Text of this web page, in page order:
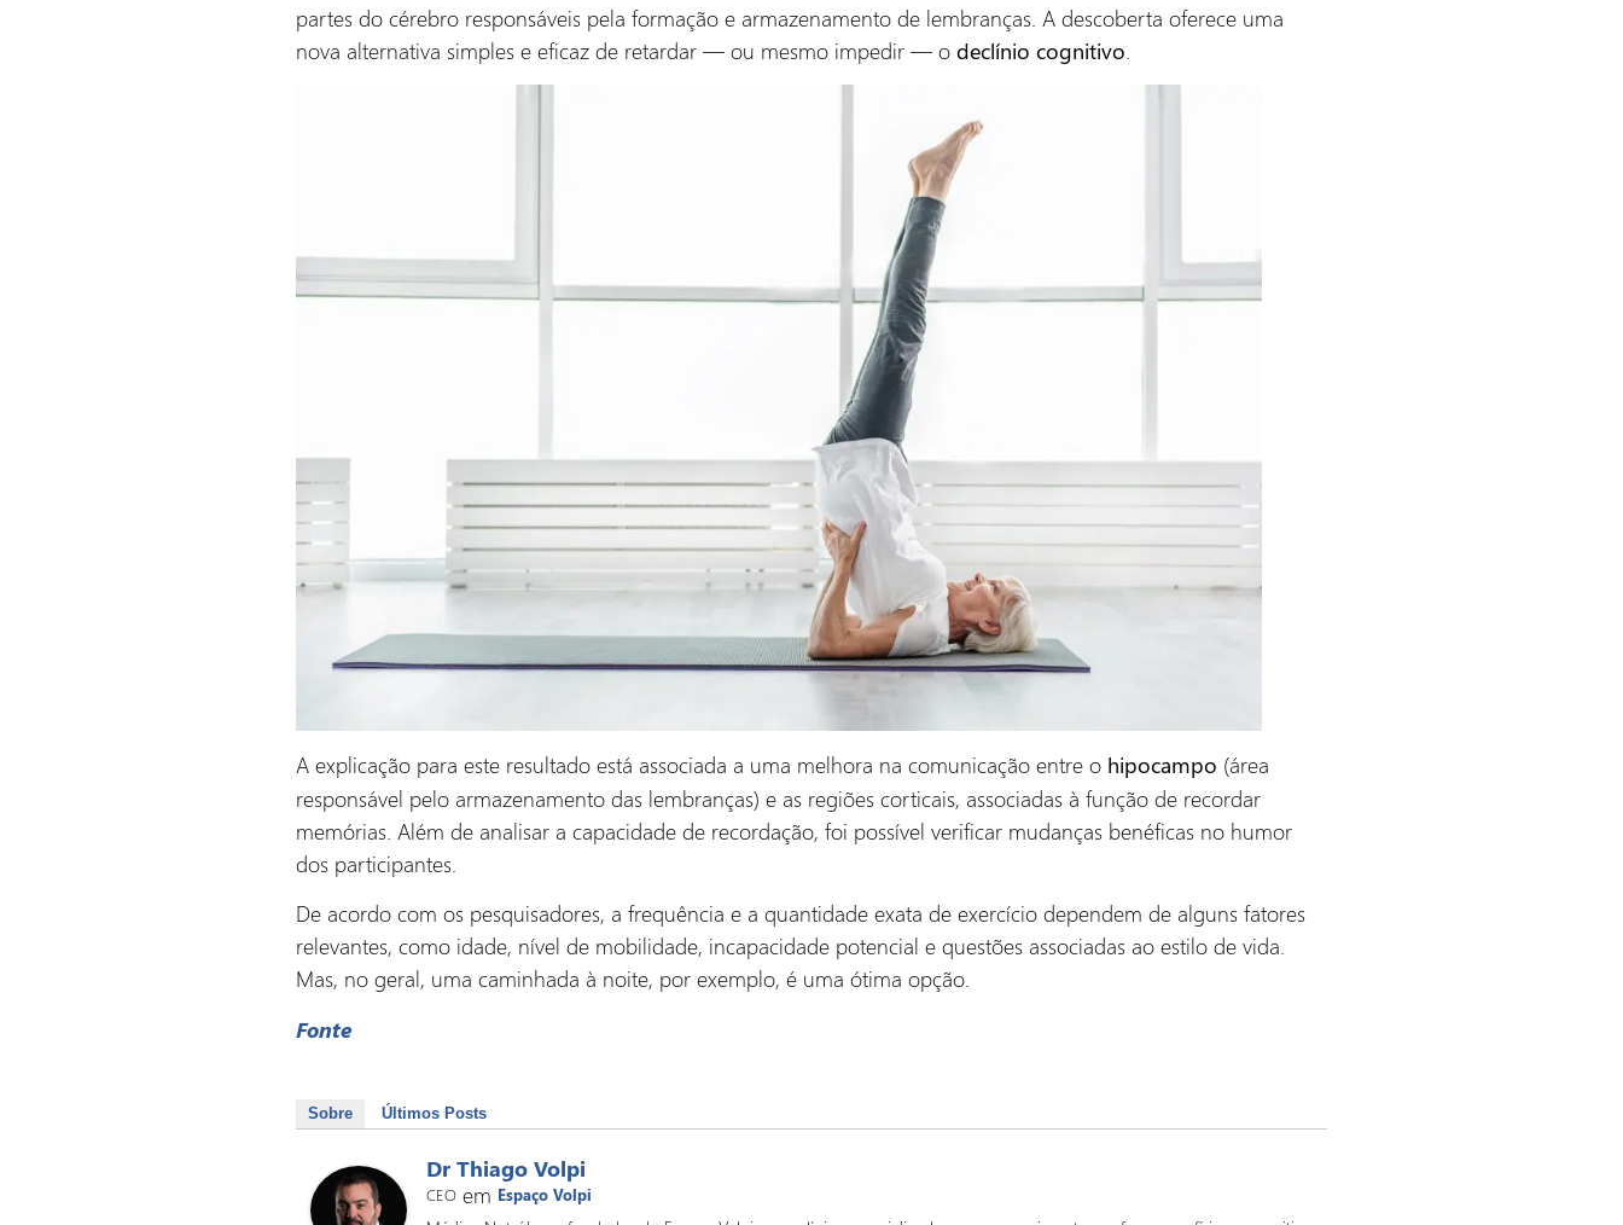
partes do cérebro responsáveis pela formação e armazenamento de lembranças. A descoberta oferece uma
nova alternativa simples e eficaz de retardar — ou mesmo impedir — o declínio cognitivo
A explicação para este resultado está associada a uma melhora na comunicação entre o hipocampo (área
responsável pelo armazenamento das lembranças) e as regiões corticais, associadas à função de recordar
memórias. Além de analisar a capacidade de recordação, foi possível verificar mudanças benéficas no humor
dos participantes.
De acordo com os pesquisadores, a frequência e a quantidade exata de exercício dependem de alguns fatores
relevantes, como idade, nível de mobilidade, incapacidade potencial e questões associadas ao estilo de vida.
Mas, no geral, uma caminhada à noite, por exemplo, é uma ótima opção.
Fonte
Sobre Últimos Posts
Dr Thiago Volpi
CEO em Espaço Volpi